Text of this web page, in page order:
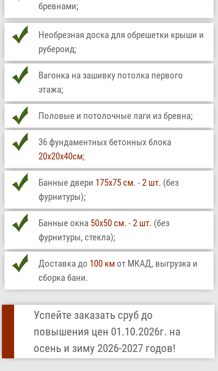
бревнами;
Необрезная доска для обрешетки крыши и
рубероид;
Вагонка на зашивку потолка первого
этажа;
Половые и потолочные лаги из бревна;
36 фундаментных бетонных блока
20х20х40см;
Банные двери 175х75 см. - 2 шт. (без
фурнитуры);
Банные окна 50х50 см. - 2 шт. (без
фурнитуры, стекла);
Доставка до 100 км от МКАД, выгрузка и
сборка бани.
Успейте заказать сруб до
повышения цен 01.10.2026г. на
осень и зиму 2026-2027 годов!